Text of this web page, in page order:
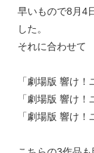
早いもので8月4
した。
それに合わせて
「劇場版 響け
「劇場版 響け
「劇場版 響け